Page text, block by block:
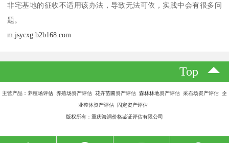
非宅基地的征收不适用该办法，导致无法可依，实践中会有很多问
题。
m.jsycxg.b2b168.com
Top
主营产品：养殖场评估 养殖场资产评估 花卉苗圃资产评估 森林林地资产评估 采石场资产评估 企
业整体资产评估 固定资产评估
版权所有：重庆海润价格鉴证评估有限公司